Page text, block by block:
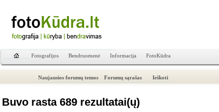
Fotografijos Bendruomenė Informacija FotoKūdra
Naujausios forumų temos Forumų sąrašas Ieškoti
Buvo rasta 689 rezultatai(ų)